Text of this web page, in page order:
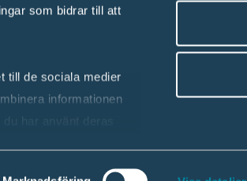
som bidrar till att
till de sociala medier
informationen